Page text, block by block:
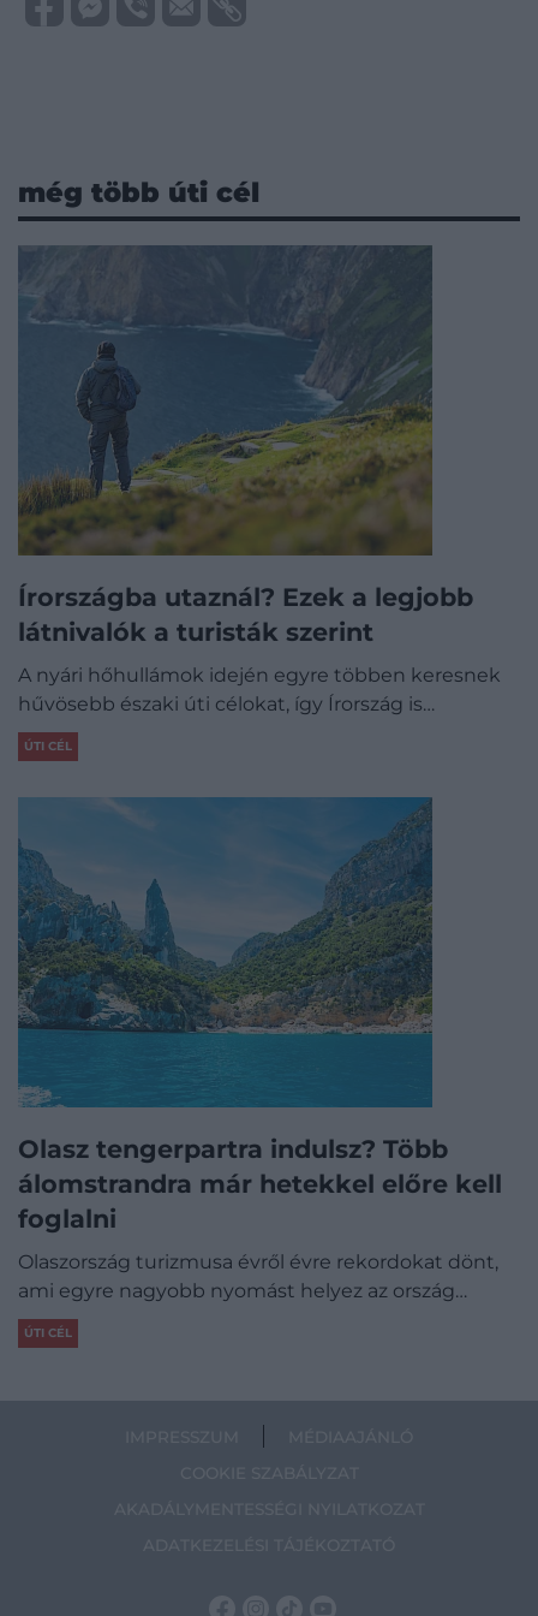
még több úti cél
Írországba utaznál? Ezek a legjobb
látnivalók a turisták szerint
A nyári hőhullámok idején egyre többen keresnek
hűvösebb északi úti célokat, így Írország is…
ÚTI CÉL
Olasz tengerpartra indulsz? Több
álomstrandra már hetekkel előre kell
foglalni
Olaszország turizmusa évről évre rekordokat dönt,
ami egyre nagyobb nyomást helyez az ország…
ÚTI CÉL